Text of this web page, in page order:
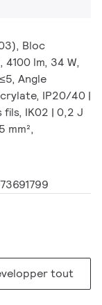
Bloc
lm, 34 W,
Angle
IP20/40 |
IK02 | 0,2 J
mm²,
tout